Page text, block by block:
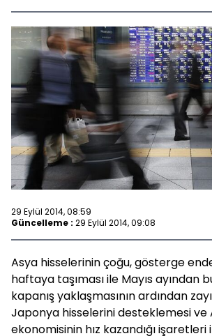
29 Eylül 2014, 08:59
Güncelleme : 29 Eylül 2014, 09:08
Asya hisselerinin çoğu, gösterge
haftaya taşıması ile Mayıs ayından
kapanış yaklaşmasının ardından
Japonya hisselerini desteklemesi ve
ekonomisinin hız kazandığı